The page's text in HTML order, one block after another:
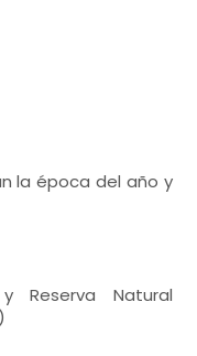
la época del año y
y Reserva Natural